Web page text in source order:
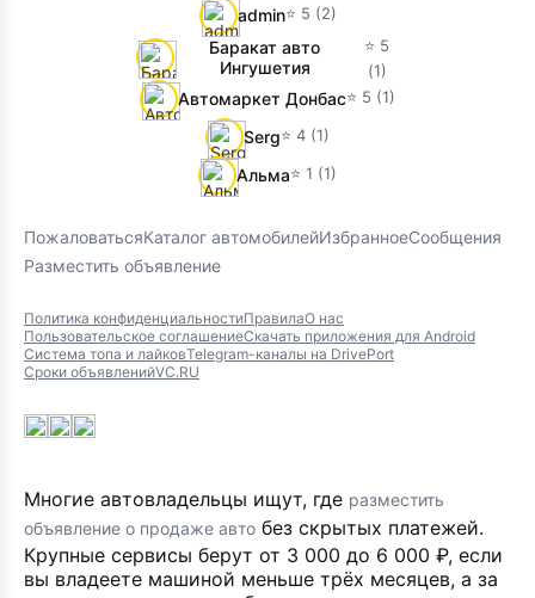
admin⭐ 5 (2)
Баракат авто
Ингушетия
⭐ 5
(1)
Автомаркет Донбас⭐ 5 (1)
Serg⭐ 4 (1)
Альма⭐ 1 (1)
ПожаловатьсяКаталог автомобилейИзбранноеСообщения
Разместить объявление
Политика конфиденциальностиПравилаО нас
Пользовательское соглашениеСкачать приложения для Android
Система топа и лайковTelegram-каналы на DrivePort
Сроки объявленийVC.RU
Многие автовладельцы ищут, где разместить
объявление о продаже авто без скрытых платежей.
Крупные сервисы берут от 3 000 до 6 000 ₽, если
вы владеете машиной меньше трёх месяцев, а за